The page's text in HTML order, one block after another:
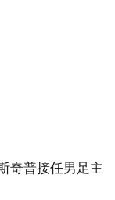
奇普接任男足主